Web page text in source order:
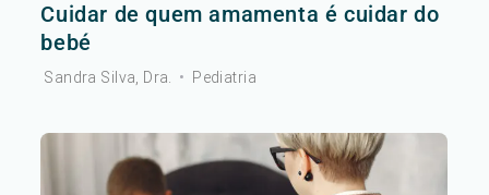
Cuidar de quem amamenta é cuidar do
bebé
Sandra Silva, Dra. • Pediatria